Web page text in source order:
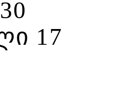
17